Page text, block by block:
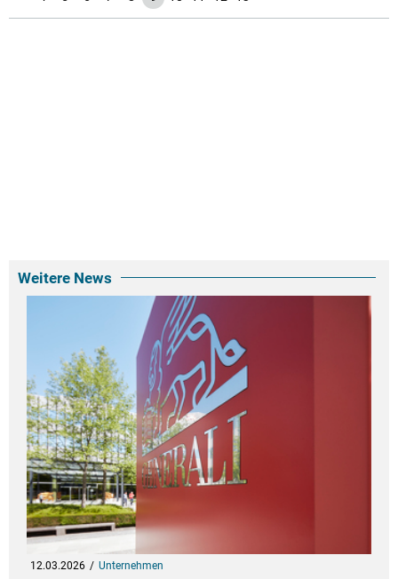
Weitere News
12.03.2026 Unternehmen